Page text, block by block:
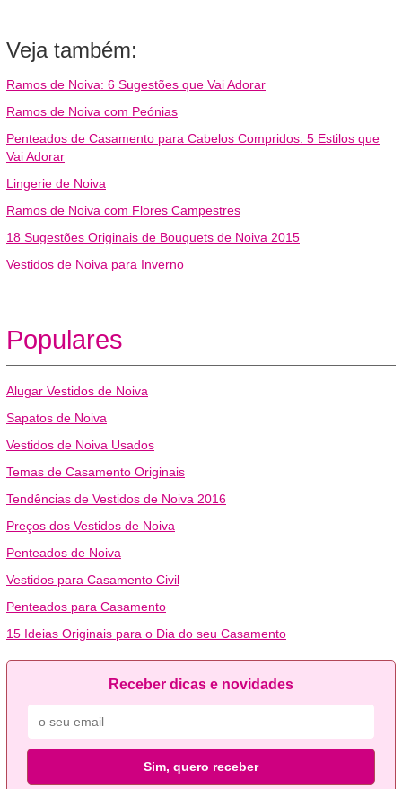
Veja também:
Ramos de Noiva: 6 Sugestões que Vai Adorar
Ramos de Noiva com Peónias
Penteados de Casamento para Cabelos Compridos: 5 Estilos que
Vai Adorar
Lingerie de Noiva
Ramos de Noiva com Flores Campestres
18 Sugestões Originais de Bouquets de Noiva 2015
Vestidos de Noiva para Inverno
Populares
Alugar Vestidos de Noiva
Sapatos de Noiva
Vestidos de Noiva Usados
Temas de Casamento Originais
Tendências de Vestidos de Noiva 2016
Preços dos Vestidos de Noiva
Penteados de Noiva
Vestidos para Casamento Civil
Penteados para Casamento
15 Ideias Originais para o Dia do seu Casamento
Receber dicas e novidades
Sim, quero receber